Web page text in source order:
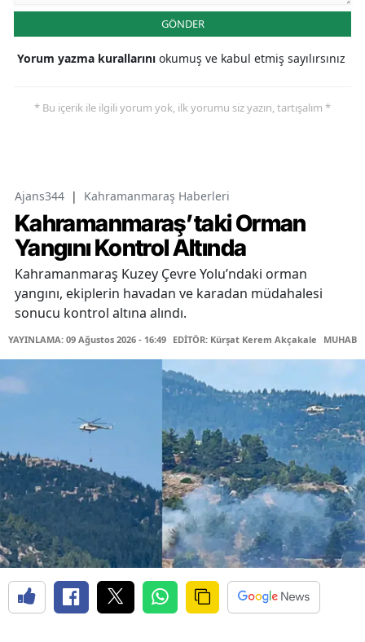
GÖNDER
Yorum yazma kurallarını okumuş ve kabul etmiş sayılırsınız
* Bu içerik ile ilgili yorum yok, ilk yorumu siz yazın, tartışalım *
Ajans344 | Kahramanmaraş Haberleri
Kahramanmaraş’taki Orman
Yangını Kontrol Altında
Kahramanmaraş Kuzey Çevre Yolu’ndaki orman
yangını, ekiplerin havadan ve karadan müdahalesi
sonucu kontrol altına alındı.
YAYINLAMA: 09 Ağustos 2026 - 16:49 EDİTÖR: Kürşat Kerem Akçakale